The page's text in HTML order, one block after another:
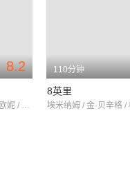
8.2
尼古拉斯·凯奇 / 蒂娅·里欧妮 / 唐·钱德尔
110分钟
8英里
埃米纳姆 / 金·贝辛格 /